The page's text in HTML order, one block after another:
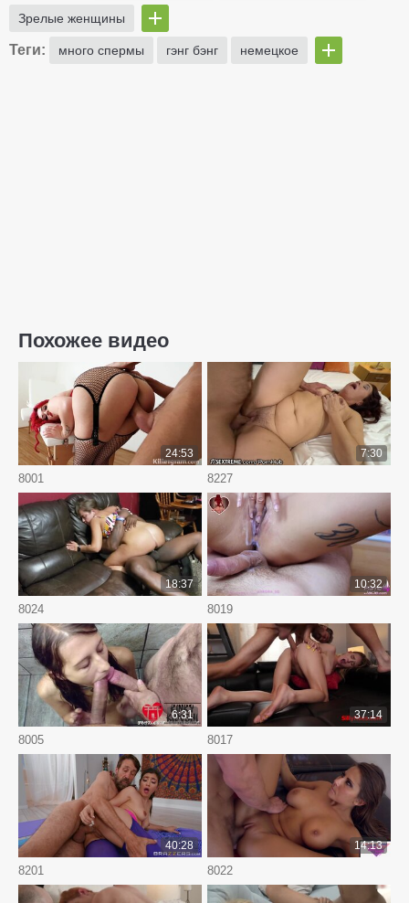
Зрелые женщины
Теги: много спермы гэнг бэнг немецкое
Похожее видео
8001
24:53
8227
7:30
8024
18:37
8019
10:32
8005
6:31
8017
37:14
8201
40:28
8022
14:13